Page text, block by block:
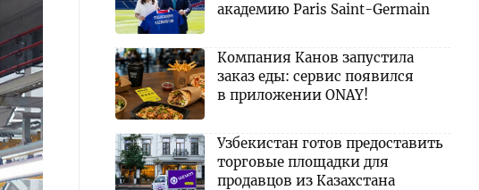
академию Paris Saint-Germain
Компания Канов запустила
заказ еды: сервис появился
в приложении ONAY!
Узбекистан готов предоставить
торговые площадки для
продавцов из Казахстана